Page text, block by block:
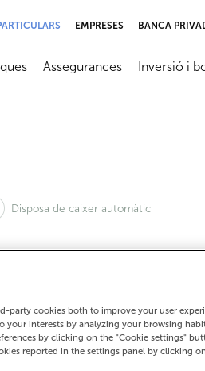
EMPRESES BANCA
Abrir submenú
Assegurances
Abrir
Inversió i
Disposa de caixer automàtic
cita:
982465367
party cookies both to improve your user
your interests by analyzing your browsing
by clicking on the "Cookie settings"
reported in the settings panel by clicking